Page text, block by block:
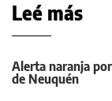
Leé más
Alerta naranja
de Neuquén